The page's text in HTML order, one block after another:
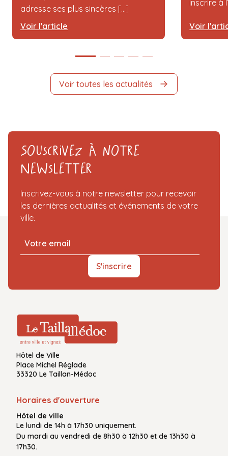
adresse ses plus sincères [...]
Voir l'article
inscrire à
Voir
Voir toutes les actualités
Souscrivez à notre
Newsletter
Inscrivez-vous à notre newsletter pour recevoir
les dernières actualités et événements de votre
ville.
S'inscrire
Hôtel de Ville
Place Michel Réglade
33320 Le Taillan-Médoc
Horaires d'ouverture
Hôtel de ville
Le lundi de 14h à 17h30 uniquement.
Du mardi au vendredi de 8h30 à 12h30 et de 13h30 à
17h30.